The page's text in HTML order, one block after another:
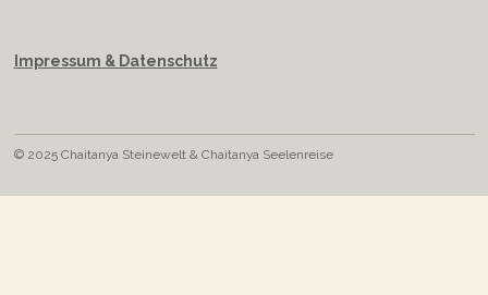
Impressum & Datenschutz
© 2025 Chaitanya Steinewelt & Chaitanya Seelenreise